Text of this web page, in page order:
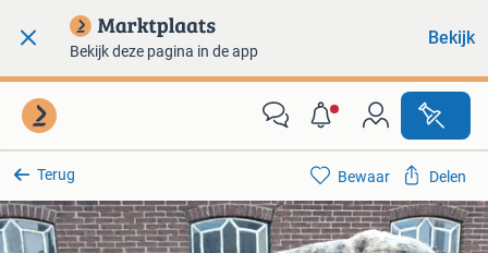
Bekijk deze pagina in de app
Bekijk
Terug Bewaar Delen